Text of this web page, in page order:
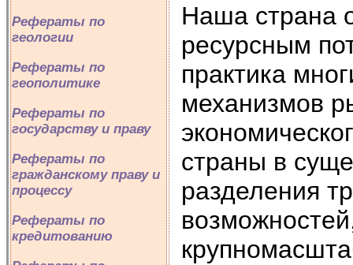
Рефераты по
геологии
Рефераты по
геополитике
Рефераты по
государству и праву
Рефераты по
гражданскому праву и
процессу
Рефераты по
кредитованию
Наша страна
ресурсным
практика
механизмов
страны в
разделения